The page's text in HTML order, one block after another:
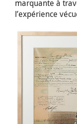
marquante à
l’expérience